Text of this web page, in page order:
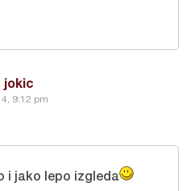
jokic
9:12 pm
i jako lepo izgleda